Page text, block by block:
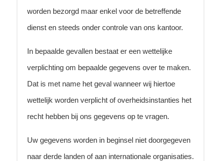
worden bezorgd maar enkel voor de betreffende
dienst en steeds onder controle van ons kantoor.
In bepaalde gevallen bestaat er een wettelijke
verplichting om bepaalde gegevens over te maken.
Dat is met name het geval wanneer wij hiertoe
wettelijk worden verplicht of overheidsinstanties het
recht hebben bij ons gegevens op te vragen.
Uw gegevens worden in beginsel niet doorgegeven
naar derde landen of aan internationale organisaties.